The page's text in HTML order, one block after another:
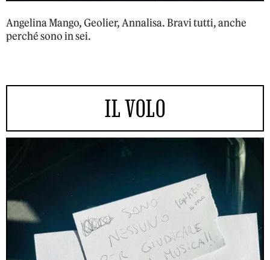
Angelina Mango, Geolier, Annalisa. Bravi tutti, anche
perché sono in sei.
IL VOLO